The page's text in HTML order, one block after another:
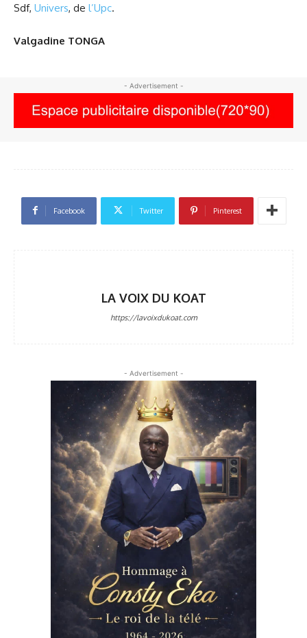
Sdf, Univers, de l’Upc.
Valgadine TONGA
- Advertisement -
Facebook Twitter Pinterest
LA VOIX DU KOAT
https://lavoixdukoat.com
- Advertisement -